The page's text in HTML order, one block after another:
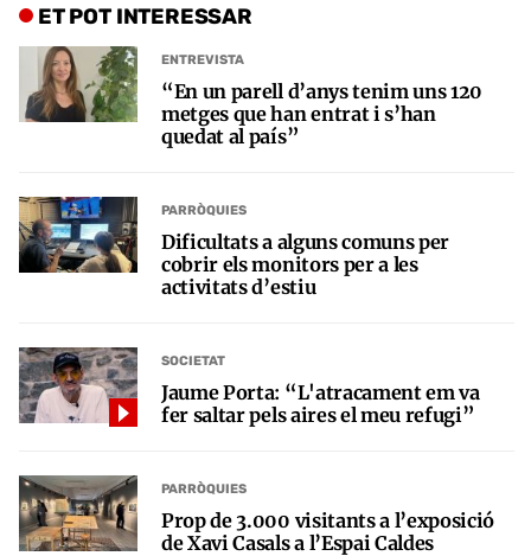
ET POT INTERESSAR
ENTREVISTA
“En un parell d’anys tenim uns 120
metges que han entrat i s’han
quedat al país”
PARRÒQUIES
Dificultats a alguns comuns per
cobrir els monitors per a les
activitats d’estiu
SOCIETAT
Jaume Porta: “L'atracament em va
fer saltar pels aires el meu refugi”
PARRÒQUIES
Prop de 3.000 visitants a l’exposició
de Xavi Casals a l’Espai Caldes